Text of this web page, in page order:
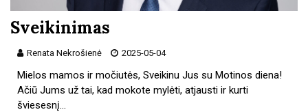
Sveikinimas
Renata Nekrošienė 2025-05-04
Mielos mamos ir močiutės, Sveikinu Jus su Motinos diena!
Ačiū Jums už tai, kad mokote mylėti, atjausti ir kurti
šviesesnį…